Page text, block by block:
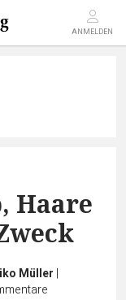
ANMELDEN
Haare
Müller |